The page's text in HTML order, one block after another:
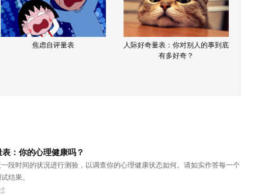
焦虑自评量表
人际好奇量表：你对别人的事到底
有多好奇？
：你的心理健康吗？
段时间的状况进行测验，以调查你的心理健康状态如何。请如实作答每一个
结果。